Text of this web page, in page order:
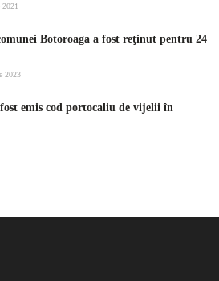
Botoroaga a fost reţinut pentru 24
2023
emis cod portocaliu de vijelii în